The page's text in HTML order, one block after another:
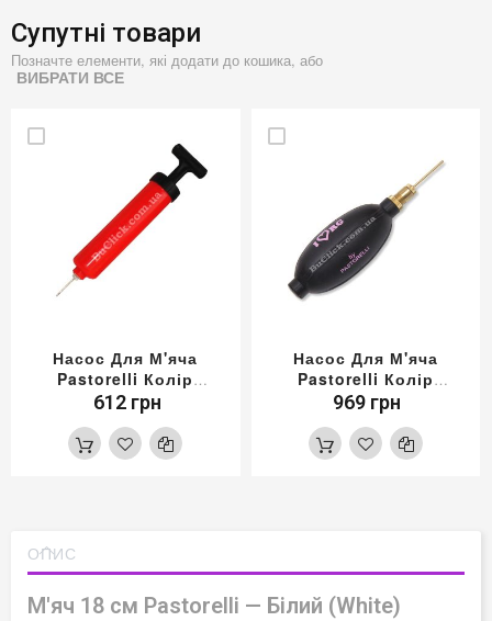
Супутні товари
Позначте елементи, які додати до кошика, або
ВИБРАТИ ВСЕ
Насос Для М'яча
Pastorelli Колір
Червоний
612 грн
Насос Для М'яча
Pastorelli Колір
Чорний
969 грн
ОПИС
М'яч 18 см Pastorelli — Білий (White)